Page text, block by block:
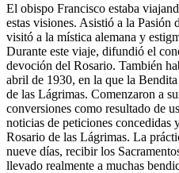
El obispo Francisco estaba
estas visiones. Asistió a la Pasión
visitó a la mística alemana y
Durante este viaje, difundió el
devoción del Rosario. También
abril de 1930, en la que la
de las Lágrimas. Comenzaron a
conversiones como resultado de
noticias de peticiones concedidas
Rosario de las Lágrimas. La
nueve días, recibir los
llevado realmente a muchas